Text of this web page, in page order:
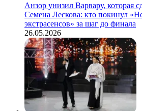
Анзор унизил Варвару, которая
Семена Лескова: кто покинул
экстрасенсов» за шаг до финала
26.05.2026